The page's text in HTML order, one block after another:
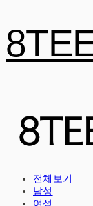
전체보기
남성
여성